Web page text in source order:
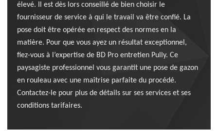
élevé. Il est dès lors conseillé de bien choisir le
fournisseur de service à qui le travail va être confié. La
pose doit être opérée en respect des normes en la
matière. Pour que vous ayez un résultat exceptionnel,
fiez-vous à l’expertise de BD Pro entretien Pully. Ce
paysagiste professionnel vous garantit une pose de gazon
en rouleau avec une maîtrise parfaite du procédé.
Contactez-le pour plus de détails sur ses services et ses
conditions tarifaires.